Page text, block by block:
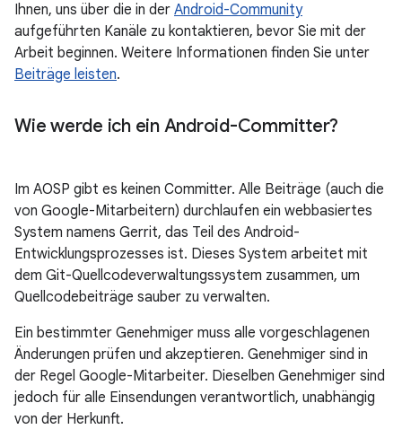
Ihnen, uns über die in der Android-Community
aufgeführten Kanäle zu kontaktieren, bevor Sie mit der
Arbeit beginnen. Weitere Informationen finden Sie unter
Beiträge leisten.
Wie werde ich ein Android-Committer?
Im AOSP gibt es keinen Committer. Alle Beiträge (auch die
von Google-Mitarbeitern) durchlaufen ein webbasiertes
System namens Gerrit, das Teil des Android-
Entwicklungsprozesses ist. Dieses System arbeitet mit
dem Git-Quellcodeverwaltungssystem zusammen, um
Quellcodebeiträge sauber zu verwalten.
Ein bestimmter Genehmiger muss alle vorgeschlagenen
Änderungen prüfen und akzeptieren. Genehmiger sind in
der Regel Google-Mitarbeiter. Dieselben Genehmiger sind
jedoch für alle Einsendungen verantwortlich, unabhängig
von der Herkunft.